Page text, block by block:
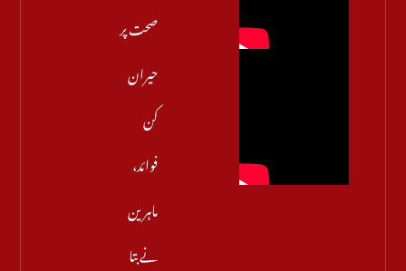
صحت پر
حیران
کن
فوائد،
ماہرین
نے بتا